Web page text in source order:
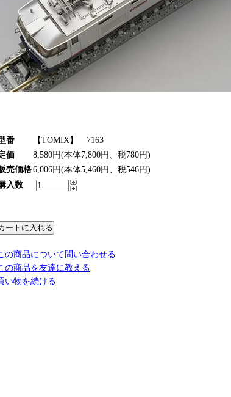
番
【TOMIX】 7163
価
8,580円(本体7,800円、税780円)
売価格6,006円(本体5,460円、税546円)
入数
の商品について問い合わせる
の商品を友達に教える
い物を続ける